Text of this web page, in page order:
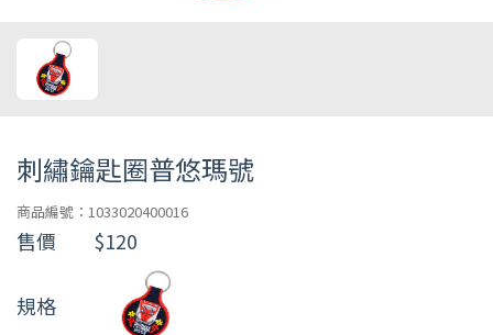
刺繡鑰匙圈普悠瑪號
商品編號：1033020400016
售價 $120
規格